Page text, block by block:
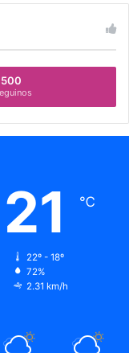
21 ℃
22º - 18º
72%
2.31 km/h